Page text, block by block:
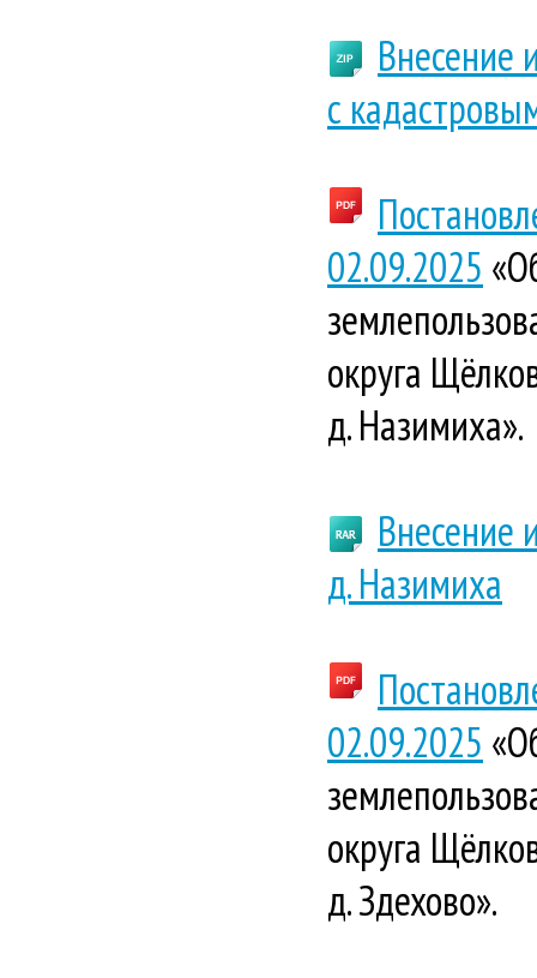
Внесение
с
02.09.2025
округа
д. Назимиха».
Внесение
д. Назимиха
02.09.2025
округа
д. Здехово».